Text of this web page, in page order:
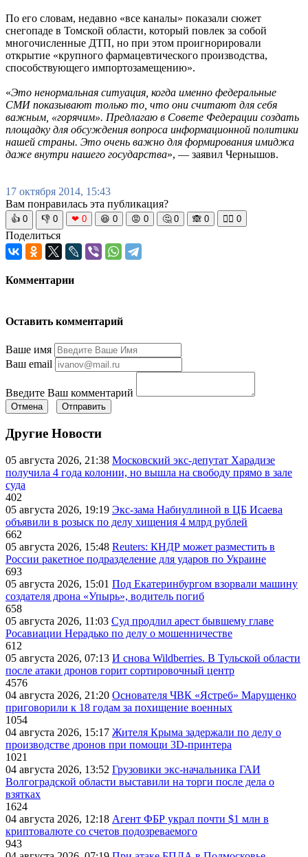
По его словам, недавно «все каналы» показали сюжет
снегопаде в Томской области, который повлек за собой
многочисленные ДТП, но при этом проигнорировали
открытие «крупного фармацевтического производства,
способствующего импортозамещению».
«Это ненормальная ситуация, когда именно федеральные
СМИ показывают только то, что они считают для себя
важным, «горячим». Предлагаю в Совете Федерации создать
площадку для обсуждения вопроса информационной политики
нашей страны. Это очень важно для формирования имиджа
даже внутри нашего государства», — заявил Чернышов.
17 октября 2014, 15:43
Вам понравилась эта публикация?
👍 0 👎 0 ❤ 0 😆 0 😡 0 🤔 0 🙈 0 🧘‍♀️ 0
Поделиться
Комментарии
Оставить комментарий
Ваше имя
Ваш email
Введите Ваш комментарий
Отмена Отправить
Другие Новости
05 августа 2026, 21:38 Московский экс-депутат Харадизе
получила 4 года колонии, но вышла на свободу прямо в зале
суда
402
05 августа 2026, 19:19 Экс-зама Набиуллиной в ЦБ Исаева
объявили в розыск по делу хищения 4 млрд рублей
662
05 августа 2026, 15:48 Reuters: КНДР может разместить в
России ракетное подразделение для ударов по Украине
693
05 августа 2026, 15:01 Под Екатеринбургом взорвали машину
создателя дрона «Упырь», водитель погиб
658
05 августа 2026, 11:03 Суд продлил арест бывшему главе
Росавиации Нерадько по делу о мошенничестве
612
05 августа 2026, 07:13 И снова Wildberries. В Тульской области
после атаки дронов горит сортировочный центр
4576
04 августа 2026, 21:20 Основателя ЧВК «Ястреб» Марущенко
приговорили к 18 годам за похищение военных
1054
04 августа 2026, 15:17 Жителя Крыма задержали по делу о
производстве дронов при помощи 3D‑принтера
1021
04 августа 2026, 13:52 Грузовики экс-начальника ГАИ
Волгоградской области выставили на торги после дела о
взятках
1624
04 августа 2026, 12:18 Агент ФБР украл почти $1 млн в
криптовалюте со счетов подозреваемого
943